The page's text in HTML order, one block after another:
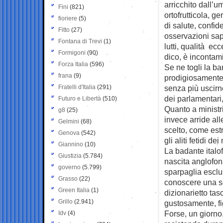
arricchito
ortofrutticola,
di salute,
osservazioni
lutti, qualità
dico, è
Se ne togli la
senza più
dei
Quanto a
invece arride
scelto, come
gli aliti fetidi dei
La badante
nascita
sparpaglia
conoscere una
dizionarietto
gustosamente,
Forse, un
Fini (821)
fioriere (5)
Fitto (27)
Fontana di Trevi (1)
Formigoni (90)
Forza Italia (596)
frana (9)
Fratelli d'Italia (291)
Futuro e Libertà (510)
g8 (25)
Gelmini (68)
Genova (542)
Giannino (10)
Giustizia (5.784)
governo (5.799)
Grasso (22)
Green Italia (1)
Grillo (2.941)
Idv (4)